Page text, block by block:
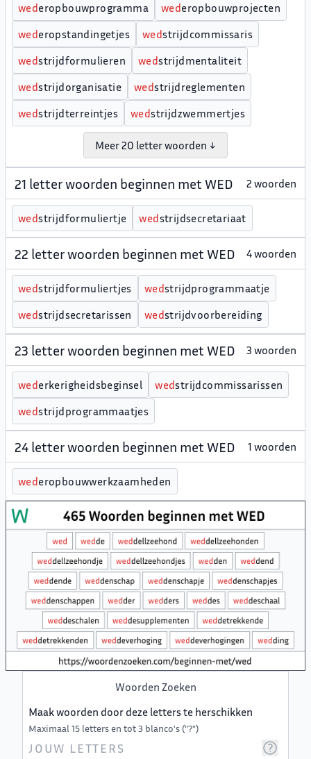
wederopbouwprogramma wederopbouwprojecten
wederopstandingetjes wedstrijdcommissaris
wedstrijdformulieren wedstrijdmentaliteit
wedstrijdorganisatie wedstrijdreglementen
wedstrijdterreintjes wedstrijdzwemmertjes
Meer 20 letter woorden ↓
21 letter woorden beginnen met WED 2 woorden
wedstrijdformuliertje wedstrijdsecretariaat
22 letter woorden beginnen met WED 4 woorden
wedstrijdformuliertjes wedstrijdprogrammaatje
wedstrijdsecretarissen wedstrijdvoorbereiding
23 letter woorden beginnen met WED 3 woorden
wederkerigheidsbeginsel wedstrijdcommissarissen
wedstrijdprogrammaatjes
24 letter woorden beginnen met WED 1 woorden
wederopbouwwerkzaamheden
Woorden Zoeken
Maak woorden door deze letters te herschikken
Maximaal 15 letters en tot 3 blanco's ("?")